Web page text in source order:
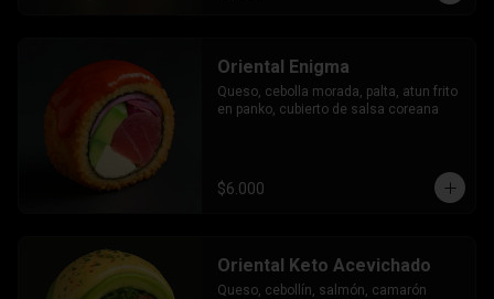
Oriental Enigma
Queso, cebolla morada, palta, atun frito
en panko, cubierto de salsa coreana
$6.000
Oriental Keto Acevichado
Queso, cebollín, salmón, camarón